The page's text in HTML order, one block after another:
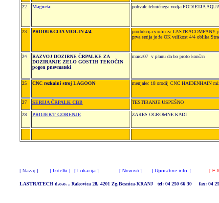
22 Magneta pohvale tehničnega vodja PODJETJA
23 PRODUKCIJA VIOLIN 4/4
produkcija violin za LASTRACOMPANY
prva serija je že OK velikost 4/4 oblika
24
RAZVOJ DOZIRNE ČRPALKE ZA
DOZIRANJE ZELO GOSTIH TEKOČIN
pogon pnevmatski
marca07 v planu da bo proto končan
25 CNC rezkalni stroj LAGOON menjalec 18 orodij CNC HAIDENHAIN
27 SERIJA ČRPALK CBB TESTIRANJE USPEŠNO
28 PROJEKT GORENJE ZARES OGROMNE KADI
[ Nazaj ] [ Izdelki ] [ Lokacija ] [ Novosti ] [ Uporabne info. ] [ E-
LASTRATECH d.o.o. , Rakovica 28, 4201 Zg.Besnica-KRANJ tel: 04 250 66 30 fax: 04